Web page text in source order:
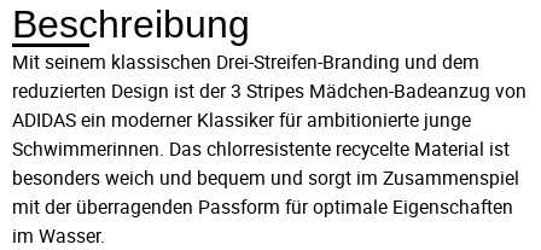
Beschreibung
Mit seinem klassischen Drei-Streifen-Branding und dem
reduzierten Design ist der 3 Stripes Mädchen-Badeanzug von
ADIDAS ein moderner Klassiker für ambitionierte junge
Schwimmerinnen. Das chlorresistente recycelte Material ist
besonders weich und bequem und sorgt im Zusammenspiel
mit der überragenden Passform für optimale Eigenschaften
im Wasser.